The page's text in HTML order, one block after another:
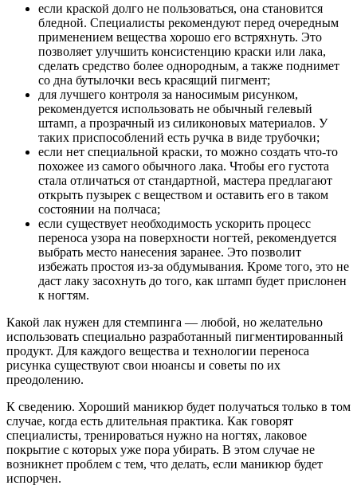
если краской долго не пользоваться, она становится
бледной. Специалисты рекомендуют перед очередным
применением вещества хорошо его встряхнуть. Это
позволяет улучшить консистенцию краски или лака,
сделать средство более однородным, а также поднимет
со дна бутылочки весь красящий пигмент;
для лучшего контроля за наносимым рисунком,
рекомендуется использовать не обычный гелевый
штамп, а прозрачный из силиконовых материалов. У
таких приспособлений есть ручка в виде трубочки;
если нет специальной краски, то можно создать что-то
похожее из самого обычного лака. Чтобы его густота
стала отличаться от стандартной, мастера предлагают
открыть пузырек с веществом и оставить его в таком
состоянии на полчаса;
если существует необходимость ускорить процесс
переноса узора на поверхности ногтей, рекомендуется
выбрать место нанесения заранее. Это позволит
избежать простоя из-за обдумывания. Кроме того, это не
даст лаку засохнуть до того, как штамп будет прислонен
к ногтям.
Какой лак нужен для стемпинга — любой, но желательно
использовать специально разработанный пигментированный
продукт. Для каждого вещества и технологии переноса
рисунка существуют свои нюансы и советы по их
преодолению.
К сведению. Хороший маникюр будет получаться только в том
случае, когда есть длительная практика. Как говорят
специалисты, тренироваться нужно на ногтях, лаковое
покрытие с которых уже пора убирать. В этом случае не
возникнет проблем с тем, что делать, если маникюр будет
испорчен.